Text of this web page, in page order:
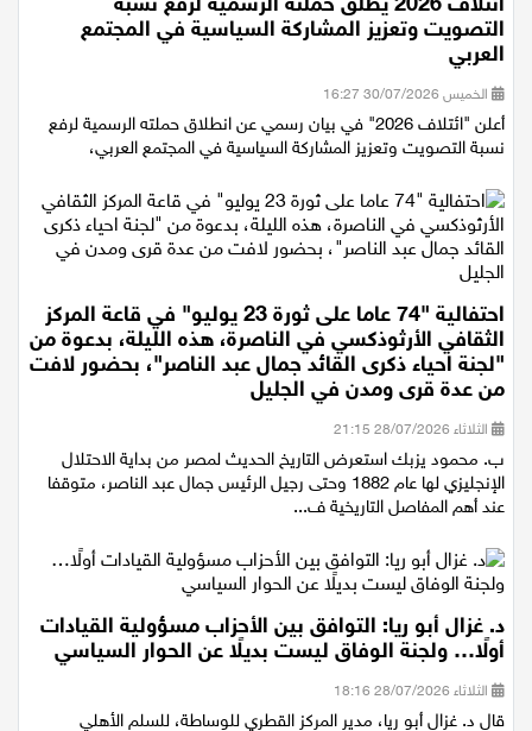
ائتلاف 2026 يطلق حملته الرسمية لرفع نسبة
التصويت وتعزيز المشاركة السياسية في المجتمع
العربي
الخميس 30/07/2026 16:27
أعلن "ائتلاف 2026" في بيان رسمي عن انطلاق حملته الرسمية لرفع
احتفالية "74 عاما على ثورة 23 يوليو" في قاعة المركز
الثقافي الأرثوذكسي في الناصرة، هذه الليلة، بدعوة من
"لجنة احياء ذكرى القائد جمال عبد الناصر"، بحضور لافت
من عدة قرى ومدن في الجليل
الثلاثاء 28/07/2026 21:15
ب. محمود يزبك استعرض التاريخ الحديث لمصر من بداية الاحتلال
الإنجليزي لها عام 1882 وحتى رجيل الرئيس جمال عبد الناصر، متوقفا
د. غزال أبو ريا: التوافق بين الأحزاب مسؤولية القيادات
أولًا… ولجنة الوفاق ليست بديلًا عن الحوار السياسي
الثلاثاء 28/07/2026 18:16